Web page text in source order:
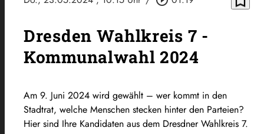
Dresden Wahlkreis 7 -
Kommunalwahl 2024
Am 9. Juni 2024 wird gewählt – wer kommt in den
Stadtrat, welche Menschen stecken hinter den Parteien?
Hier sind Ihre Kandidaten aus dem Dresdner Wahlkreis 7.